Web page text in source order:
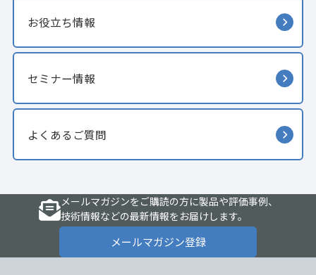
お役立ち情報
セミナー情報
よくあるご質問
メールマガジンをご購読の方に製品や評価事例、
技術情報などの最新情報をお届けします。
メールマガジン登録